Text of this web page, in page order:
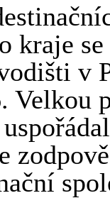
kraje
v
Velkou